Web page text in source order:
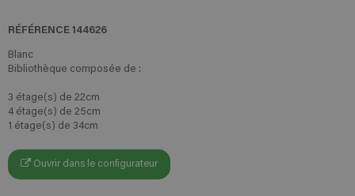
RÉFÉRENCE144626
Blanc
Bibliothèque composée de :
3 étage(s) de 22cm
4 étage(s) de 25cm
1 étage(s) de 34cm
Ouvrir dans le configurateur